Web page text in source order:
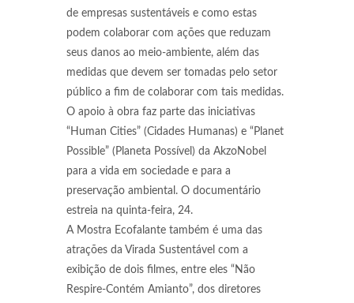
de empresas sustentáveis e como estas
podem colaborar com ações que reduzam
seus danos ao meio-ambiente, além das
medidas que devem ser tomadas pelo setor
público a fim de colaborar com tais medidas.
O apoio à obra faz parte das iniciativas
“Human Cities” (Cidades Humanas) e “Planet
Possible” (Planeta Possível) da AkzoNobel
para a vida em sociedade e para a
preservação ambiental. O documentário
estreia na quinta-feira, 24.
A Mostra Ecofalante também é uma das
atrações da Virada Sustentável com a
exibição de dois filmes, entre eles “Não
Respire-Contém Amianto”, dos diretores